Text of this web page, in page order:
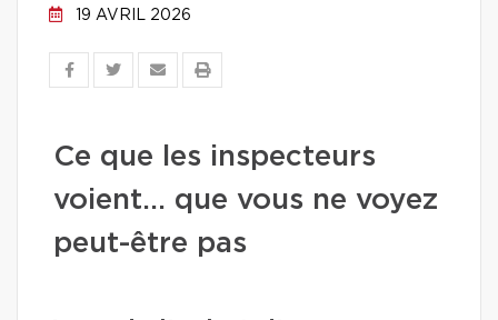
19 AVRIL 2026
Ce que les inspecteurs
voient… que vous ne voyez
peut-être pas